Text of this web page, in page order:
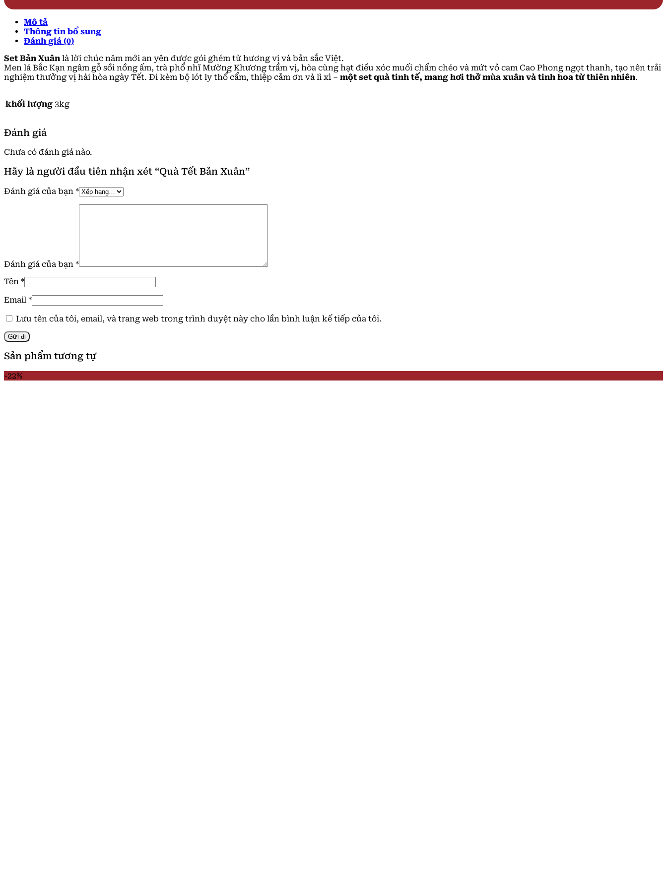
Mô tả
Thông tin bổ sung
Đánh giá (0)
Set Bản Xuân là lời chúc năm mới an yên được gói ghém từ hương vị và bản sắc Việt.
Men lá Bắc Kạn ngâm gỗ sồi nồng ấm, trà phổ nhĩ Mường Khương trầm vị, hòa cùng hạt điều xóc muối chẩm chéo và mứt vỏ cam Cao Phong ngọt thanh, tạo nên trải
nghiệm thưởng vị hài hòa ngày Tết. Đi kèm bộ lót ly thổ cẩm, thiệp cảm ơn và lì xì – một set quà tinh tế, mang hơi thở mùa xuân và tinh hoa từ thiên nhiên.
khối lượng 3kg
Đánh giá
Chưa có đánh giá nào.
Hãy là người đầu tiên nhận xét “Quà Tết Bản Xuân”
Đánh giá của bạn *
Đánh giá của bạn *
Tên *
Email *
Lưu tên của tôi, email, và trang web trong trình duyệt này cho lần bình luận kế tiếp của tôi.
Sản phẩm tương tự
-22%